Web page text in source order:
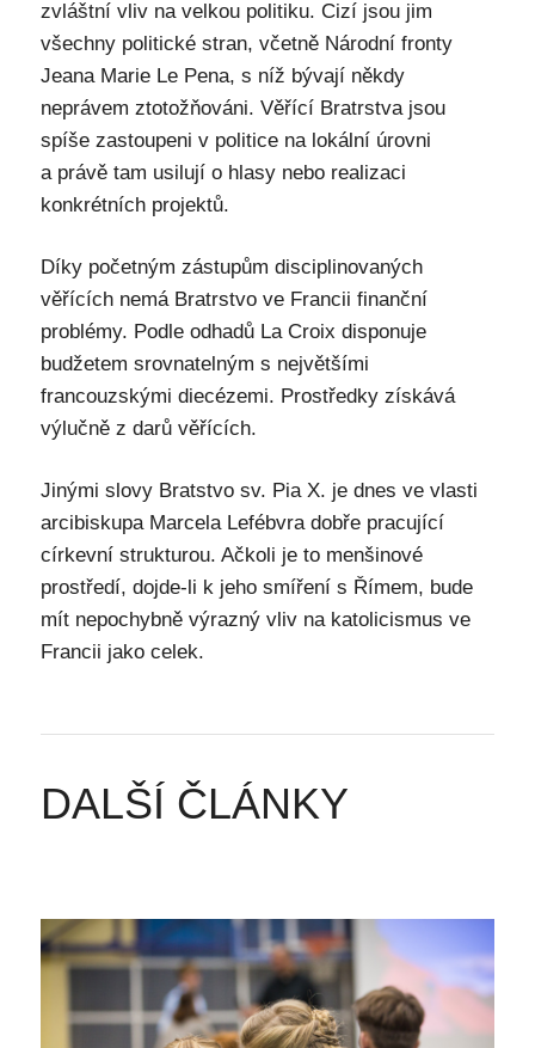
zvláštní vliv na velkou politiku. Cizí jsou jim
všechny politické stran, včetně Národní fronty
Jeana Marie Le Pena, s níž bývají někdy
neprávem ztotožňováni. Věřící Bratrstva jsou
spíše zastoupeni v politice na lokální úrovni
a právě tam usilují o hlasy nebo realizaci
konkrétních projektů.
Díky početným zástupům disciplinovaných
věřících nemá Bratrstvo ve Francii finanční
problémy. Podle odhadů La Croix disponuje
budžetem srovnatelným s největšími
francouzskými diecézemi. Prostředky získává
výlučně z darů věřících.
Jinými slovy Bratstvo sv. Pia X. je dnes ve vlasti
arcibiskupa Marcela Lefébvra dobře pracující
církevní strukturou. Ačkoli je to menšinové
prostředí, dojde-li k jeho smíření s Římem, bude
mít nepochybně výrazný vliv na katolicismus ve
Francii jako celek.
DALŠÍ ČLÁNKY